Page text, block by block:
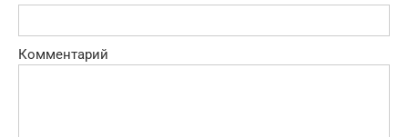
Комментарий